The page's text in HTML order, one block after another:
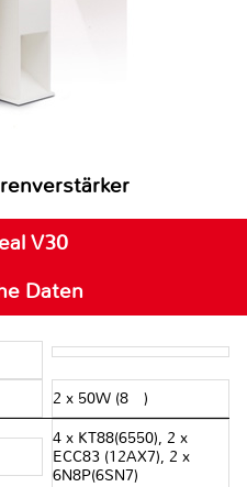
V30
Daten
2 x 50W (8 Ω)
4 x KT88(6550), 2 x
ECC83 (12AX7), 2 x
6N8P(6SN7)